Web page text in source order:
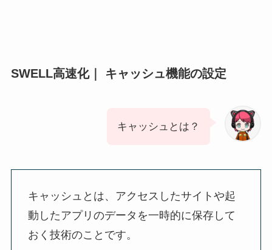
SWELL高速化｜ キャッシュ機能の設定
キャッシュとは？
キャッシュとは、アクセスしたサイトや起
動したアプリのデータを一時的に保存して
おく技術のことです。